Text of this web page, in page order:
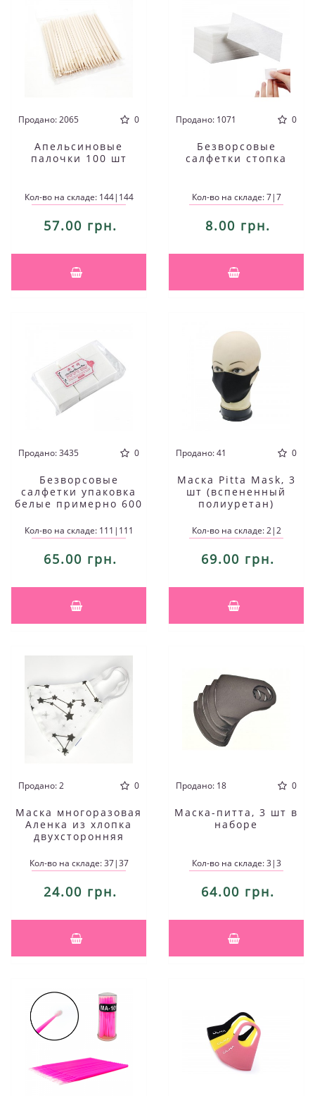
Продано: 2065 0
Апельсиновые
палочки 100 шт
Кол-во на складе: 144|144
57.00 грн.
Продано: 1071 0
Безворсовые
салфетки стопка
Кол-во на складе: 7|7
8.00 грн.
Продано: 3435 0
Безворсовые
салфетки упаковка
белые примерно 600
Кол-во на складе: 111|111
65.00 грн.
Продано: 41 0
Маска Pitta Mask, 3
шт (вспененный
полиуретан)
Кол-во на складе: 2|2
69.00 грн.
Продано: 2 0
Маска многоразовая
Аленка из хлопка
двухсторонняя
Кол-во на складе: 37|37
24.00 грн.
Продано: 18 0
Маска-питта, 3 шт в
наборе
Кол-во на складе: 3|3
64.00 грн.